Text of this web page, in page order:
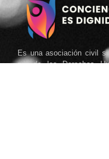
Es una asociación civil
pro de los Derechos